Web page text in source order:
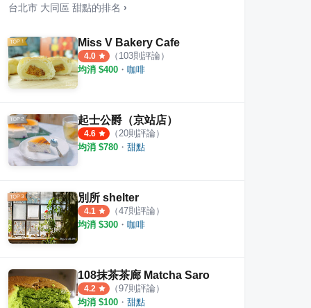
5.0 ·8則評論
台北市 大同區 甜點的排名 ›
Miss V Bakery Cafe
4.0 （ 103則評論）
均消 $400 ・ 咖啡
起士公爵（京站店）
4.6 （ 20則評論）
均消 $780 ・ 甜點
別所 shelter
4.1 （47則評論）
均消 $300 ・ 咖啡
108抹茶茶廊 Matcha Saro
4.2 （97則評論）
均消 $100 ・ 甜點